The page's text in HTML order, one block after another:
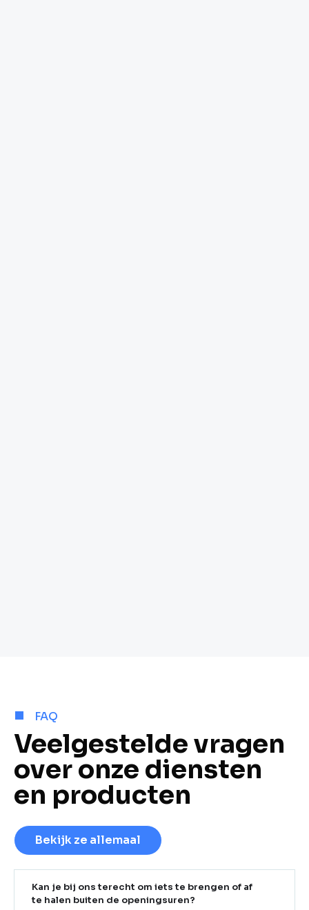
FAQ
Veelgestelde vragen
over onze diensten
en producten
Bekijk ze allemaal
Kan je bij ons terecht om iets te brengen of af
te halen buiten de openingsuren?